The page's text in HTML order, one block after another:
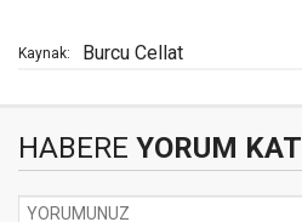
Kaynak: Burcu Cellat
HABERE YORUM KAT